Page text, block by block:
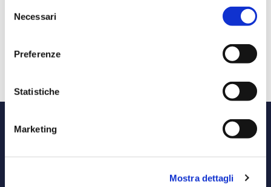
delNecessari
Preferenze
Statistiche
Marketing
Mostra dettagli
insieme alla persona amata, approfittando di
porterà in un ambiente suggestivo e rilassante.
BV Kalafiorita Resort Zambrone